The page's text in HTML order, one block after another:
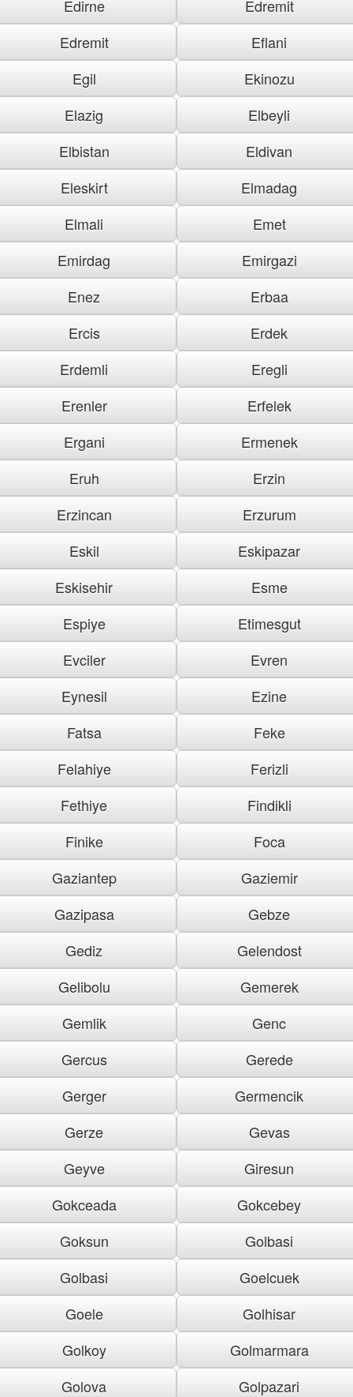
Edirne
Edremit
Edremit
Eflani
Egil
Ekinozu
Elazig
Elbeyli
Elbistan
Eldivan
Eleskirt
Elmadag
Elmali
Emet
Emirdag
Emirgazi
Enez
Erbaa
Ercis
Erdek
Erdemli
Eregli
Erenler
Erfelek
Ergani
Ermenek
Eruh
Erzin
Erzincan
Erzurum
Eskil
Eskipazar
Eskisehir
Esme
Espiye
Etimesgut
Evciler
Evren
Eynesil
Ezine
Fatsa
Feke
Felahiye
Ferizli
Fethiye
Findikli
Finike
Foca
Gaziantep
Gaziemir
Gazipasa
Gebze
Gediz
Gelendost
Gelibolu
Gemerek
Gemlik
Genc
Gercus
Gerede
Gerger
Germencik
Gerze
Gevas
Geyve
Giresun
Gokceada
Gokcebey
Goksun
Golbasi
Golbasi
Goelcuek
Goele
Golhisar
Golkoy
Golmarmara
Golova
Golpazari